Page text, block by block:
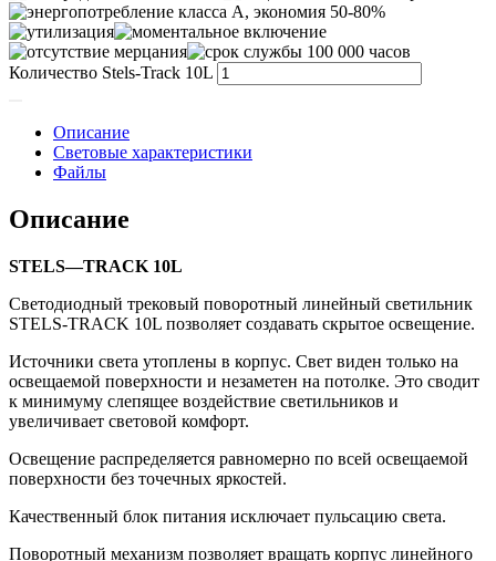
Количество Stels-Track 10L
Описание
Световые характеристики
Файлы
Описание
STELS—TRACK 10L
Светодиодный трековый поворотный линейный светильник
STELS-TRACK 10L позволяет создавать скрытое освещение.
Источники света утоплены в корпус. Свет виден только на
освещаемой поверхности и незаметен на потолке. Это сводит
к минимуму слепящее воздействие светильников и
увеличивает световой комфорт.
Освещение распределяется равномерно по всей освещаемой
поверхности без точечных яркостей.
Качественный блок питания исключает пульсацию света.
Поворотный механизм позволяет вращать корпус линейного